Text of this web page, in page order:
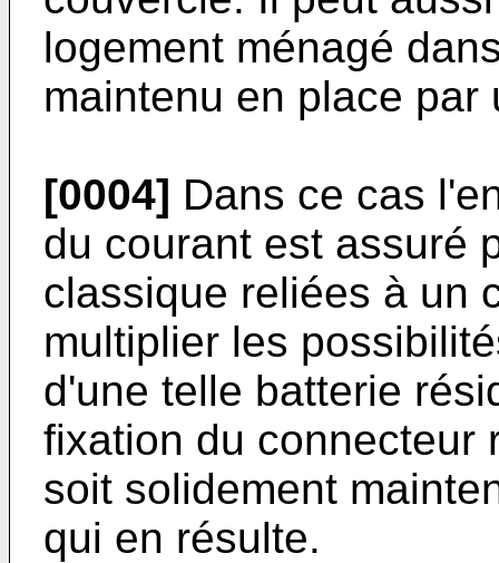
logement ménagé
maintenu en place par
[0004] Dans ce cas
du courant est assuré
classique reliées à un
multiplier les
d'une telle batterie
fixation du connecteur
soit solidement
qui en résulte.